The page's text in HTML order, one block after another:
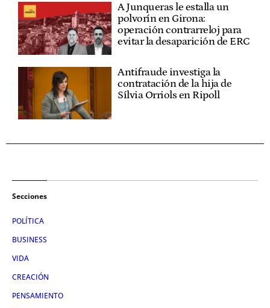
A Junqueras le estalla un
polvorín en Girona:
operación contrarreloj para
evitar la desaparición de ERC
Antifraude investiga la
contratación de la hija de
Sílvia Orriols en Ripoll
Secciones
POLÍTICA
BUSINESS
VIDA
CREACIÓN
PENSAMIENTO